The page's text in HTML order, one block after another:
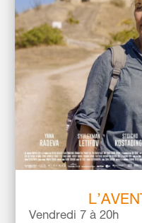
Vendredi 7 à 20h